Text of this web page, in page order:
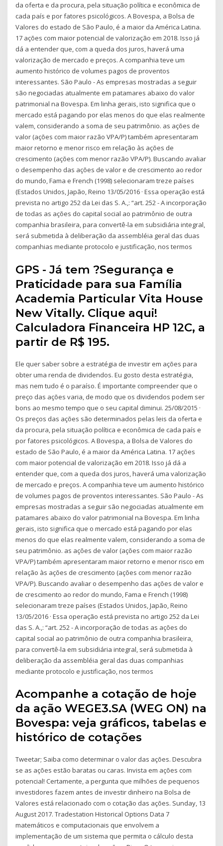
da oferta e da procura, pela situação política e econômica de
cada país e por fatores psicológicos. A Bovespa, a Bolsa de
Valores do estado de São Paulo, é a maior da América Latina.
17 ações com maior potencial de valorização em 2018. Isso já
dá a entender que, com a queda dos juros, haverá uma
valorização de mercado e preços. A companhia teve um
aumento histórico de volumes pagos de proventos
interessantes. São Paulo - As empresas mostradas a seguir
são negociadas atualmente em patamares abaixo do valor
patrimonial na Bovespa. Em linha gerais, isto significa que o
mercado está pagando por elas menos do que elas realmente
valem, considerando a soma de seu patrimônio. as ações de
valor (ações com maior razão VPA/P) também apresentaram
maior retorno e menor risco em relação às ações de
crescimento (ações com menor razão VPA/P). Buscando avaliar
o desempenho das ações de valor e de crescimento ao redor
do mundo, Fama e French (1998) selecionaram treze países
(Estados Unidos, Japão, Reino 13/05/2016 · Essa operação está
prevista no artigo 252 da Lei das S. A.,: “art. 252 - A incorporação
de todas as ações do capital social ao patrimônio de outra
companhia brasileira, para convertê-la em subsidiária integral,
será submetida à deliberação da assembléia geral das duas
companhias mediante protocolo e justificação, nos termos
GPS - Já tem ?Segurança e
Praticidade para sua Família
Academia Particular Vita House
New Vitally. Clique aqui!
Calculadora Financeira HP 12C, a
partir de R$ 195.
Ele quer saber sobre a estratégia de investir em ações para
obter uma renda de dividendos. Eu gosto desta estratégia,
mas nem tudo é o paraíso. É importante compreender que o
preço das ações varia, de modo que os dividendos podem ser
bons ao mesmo tempo que o seu capital diminui. 25/08/2015 ·
Os preços das ações são determinados pelas leis da oferta e
da procura, pela situação política e econômica de cada país e
por fatores psicológicos. A Bovespa, a Bolsa de Valores do
estado de São Paulo, é a maior da América Latina. 17 ações
com maior potencial de valorização em 2018. Isso já dá a
entender que, com a queda dos juros, haverá uma valorização
de mercado e preços. A companhia teve um aumento histórico
de volumes pagos de proventos interessantes. São Paulo - As
empresas mostradas a seguir são negociadas atualmente em
patamares abaixo do valor patrimonial na Bovespa. Em linha
gerais, isto significa que o mercado está pagando por elas
menos do que elas realmente valem, considerando a soma de
seu patrimônio. as ações de valor (ações com maior razão
VPA/P) também apresentaram maior retorno e menor risco em
relação às ações de crescimento (ações com menor razão
VPA/P). Buscando avaliar o desempenho das ações de valor e
de crescimento ao redor do mundo, Fama e French (1998)
selecionaram treze países (Estados Unidos, Japão, Reino
13/05/2016 · Essa operação está prevista no artigo 252 da Lei
das S. A.,: “art. 252 - A incorporação de todas as ações do
capital social ao patrimônio de outra companhia brasileira,
para convertê-la em subsidiária integral, será submetida à
deliberação da assembléia geral das duas companhias
mediante protocolo e justificação, nos termos
Acompanhe a cotação de hoje
da ação WEGE3.SA (WEG ON) na
Bovespa: veja gráficos, tabelas e
histórico de cotações
Tweetar; Saiba como determinar o valor das ações. Descubra
se as ações estão baratas ou caras. Invista em ações com
potencial! Certamente, a pergunta que milhões de pequenos
investidores fazem antes de investir dinheiro na Bolsa de
Valores está relacionado com o cotação das ações. Sunday, 13
August 2017. Tradestation Historical Options Data 7
matemáticos e computacionais que envolvem a
implementação de um sistema que permita o cálculo desta